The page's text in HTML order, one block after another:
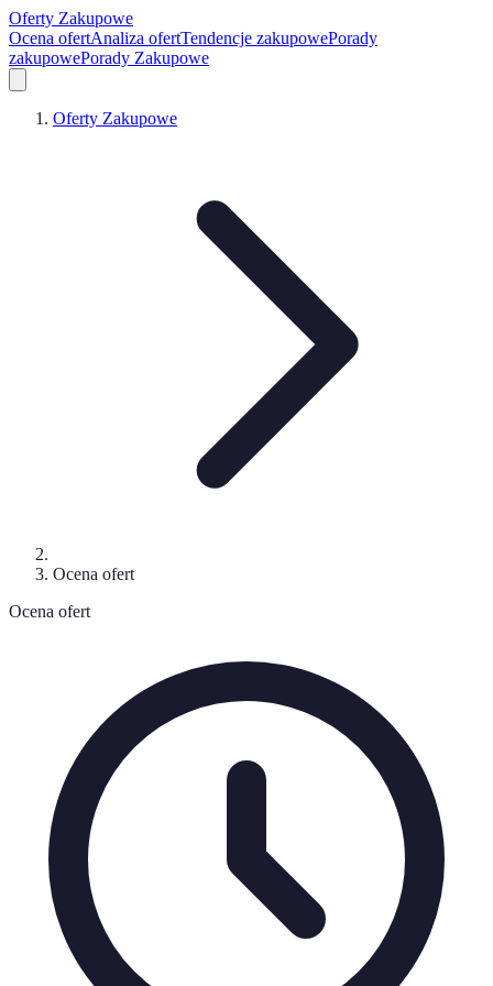
Oferty Zakupowe
Ocena ofertAnaliza ofertTendencje zakupowePorady
zakupowePorady Zakupowe
Oferty Zakupowe
Ocena ofert
Ocena ofert